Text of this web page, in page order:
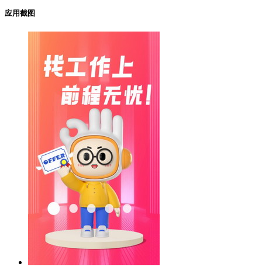
应用截图